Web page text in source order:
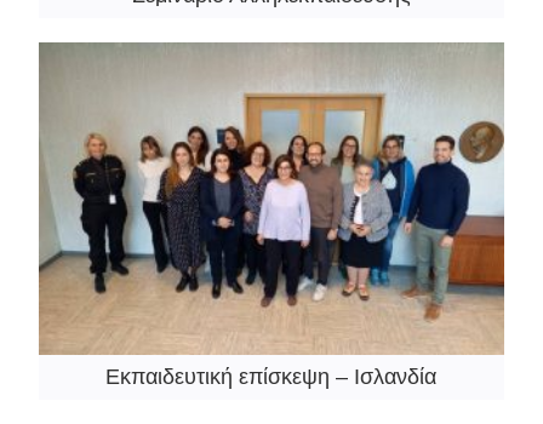
Εκπαιδευτική επίσκεψη – Ισλανδία